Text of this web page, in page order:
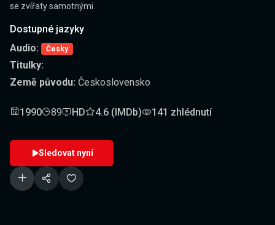
se zvířaty samotnými.
Dostupné jazyky
Audio:
Česky
Titulky:
Země původu: Československo
1990 89 HD 4.6 (IMDb) 141 zhlédnutí
Sledovat nyní